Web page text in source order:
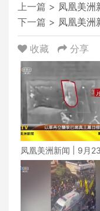
上一篇 > 凤凰美洲
下一篇 > 凤凰美
收藏 分享
凤凰美洲新闻 | 9月